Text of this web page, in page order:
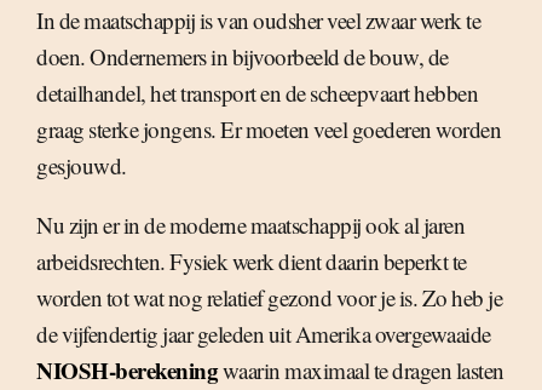
In de maatschappij is van oudsher veel zwaar werk te
doen. Ondernemers in bijvoorbeeld de bouw, de
detailhandel, het transport en de scheepvaart hebben
graag sterke jongens. Er moeten veel goederen worden
gesjouwd.
Nu zijn er in de moderne maatschappij ook al jaren
arbeidsrechten. Fysiek werk dient daarin beperkt te
worden tot wat nog relatief gezond voor je is. Zo heb je
de vijfendertig jaar geleden uit Amerika overgewaaide
NIOSH-berekeningwaarin maximaal te dragen lasten